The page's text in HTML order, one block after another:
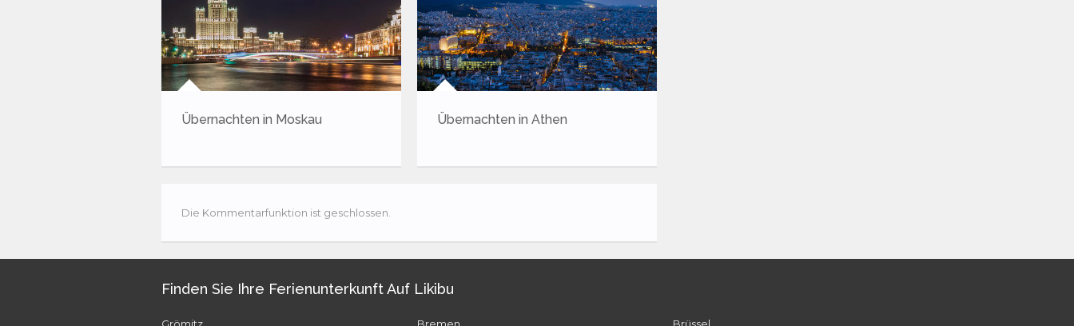
Übernachten in Moskau Übernachten in Athen
Die Kommentarfunktion ist geschlossen.
Finden Sie Ihre Ferienunterkunft Auf Likibu